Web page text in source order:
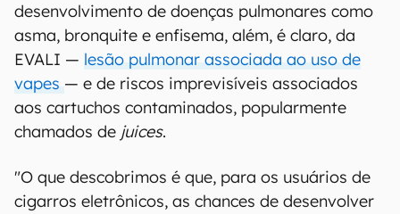
desenvolvimento de doenças pulmonares como
asma, bronquite e enfisema, além, é claro, da
EVALI — lesão pulmonar associada ao uso de
vapes — e de riscos imprevisíveis associados
aos cartuchos contaminados, popularmente
chamados de juices.
"O que descobrimos é que, para os usuários de
cigarros eletrônicos, as chances de desenvolver